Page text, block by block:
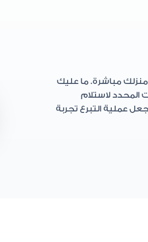
مباشرة. ما عليك
لاستلام
عملية التبرع تجربة